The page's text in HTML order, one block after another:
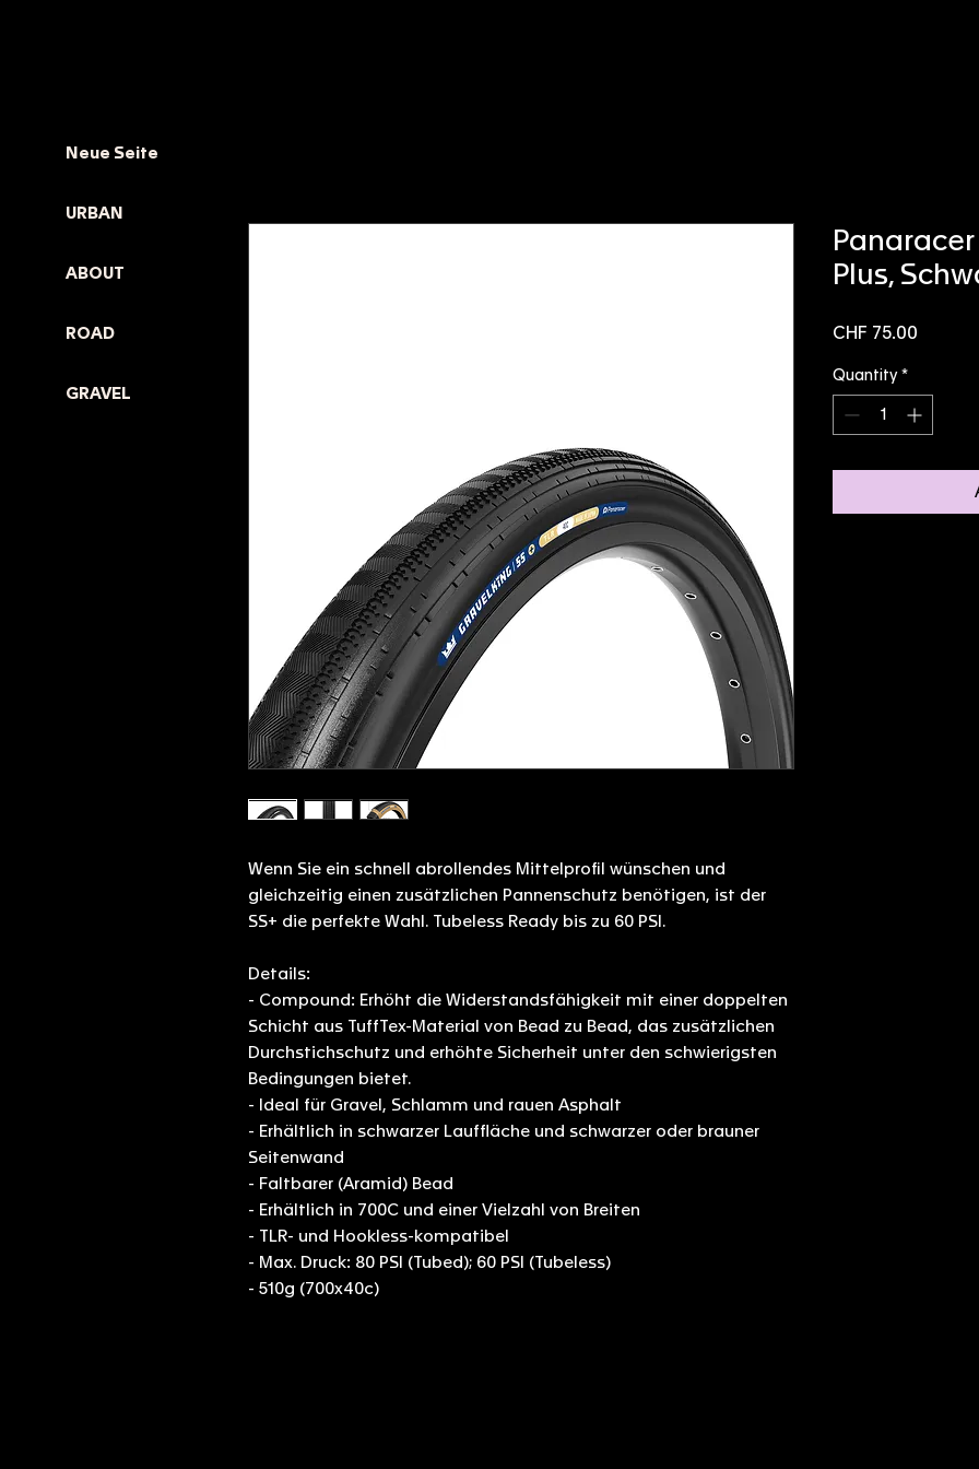
Neue Seite
URBAN
ABOUT
ROAD
GRAVEL
Wenn Sie ein schnell abrollendes Mittelprofil wünschen und
gleichzeitig einen zusätzlichen Pannenschutz benötigen, ist der
SS+ die perfekte Wahl. Tubeless Ready bis zu 60 PSI.
Details:
- Compound: Erhöht die Widerstandsfähigkeit mit einer doppelten
Schicht aus TuffTex-Material von Bead zu Bead, das zusätzlichen
Durchstichschutz und erhöhte Sicherheit unter den schwierigsten
Bedingungen bietet.
- Ideal für Gravel, Schlamm und rauen Asphalt
- Erhältlich in schwarzer Lauffläche und schwarzer oder brauner
Seitenwand
- Faltbarer (Aramid) Bead
- Erhältlich in 700C und einer Vielzahl von Breiten
- TLR- und Hookless-kompatibel
- Max. Druck: 80 PSI (Tubed); 60 PSI (Tubeless)
- 510g (700x40c)
Plus,
CHF 75.00
Quantity *